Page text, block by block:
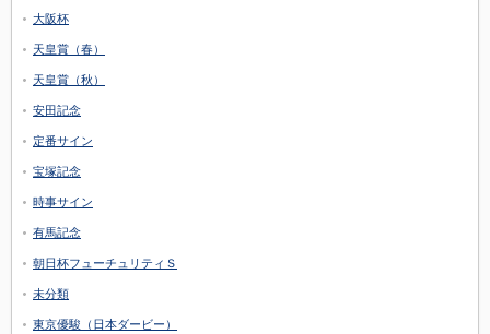
大阪杯
天皇賞（春）
天皇賞（秋）
安田記念
定番サイン
宝塚記念
時事サイン
有馬記念
朝日杯フューチュリティＳ
未分類
東京優駿（日本ダービー）